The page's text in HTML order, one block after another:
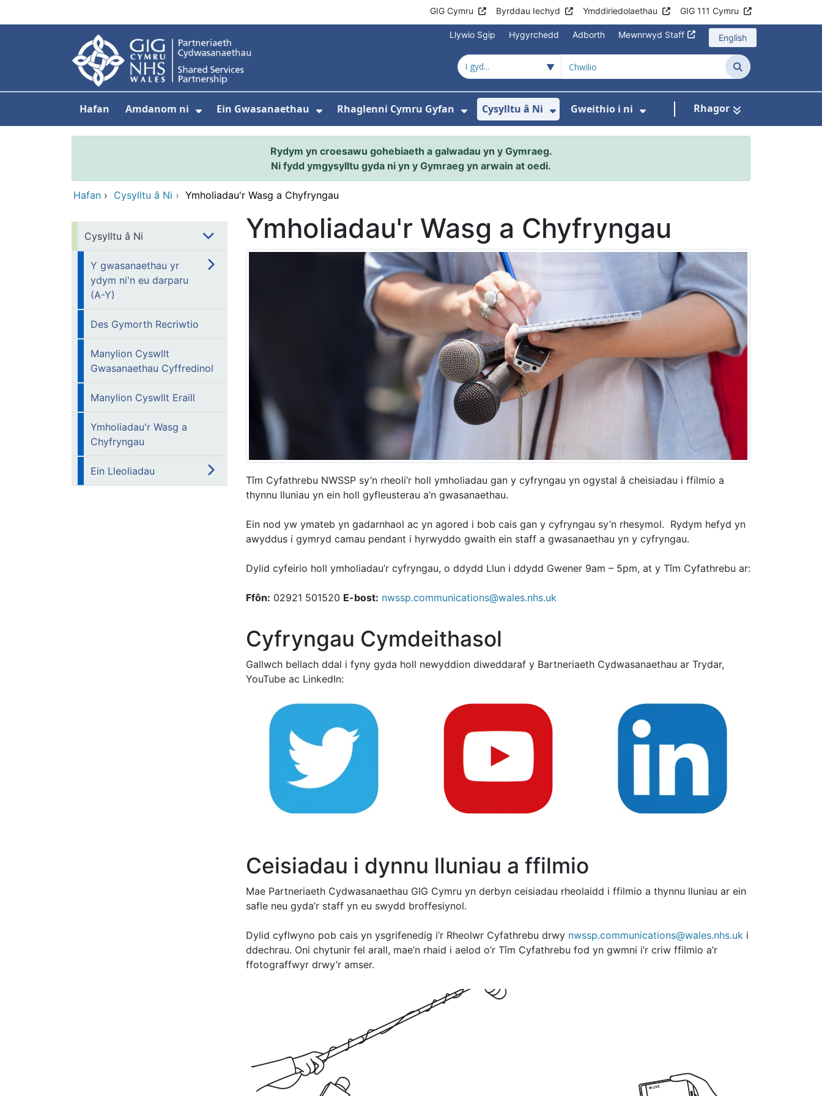
GIG Cymru Byrddau Iechyd Ymddiriedolaethau GIG 111 Cymru
Llywio Sgip Hygyrchedd Adborth Mewnrwyd Staff English
Chwilio
Hafan Amdanom ni Ein Gwasanaethau
Dangos isddewislen ar gyfer Ein Gwasanaethau
Rhaglenni Cymru Gyfan
Dangos isddewislen ar gyfer Rhaglenni Cymru Gyfan
Cysylltu â Ni
Dangos isddewislen ar gyfer Cysylltu â Ni
Gweithio i ni Rhagor
Rydym yn croesawu gohebiaeth a galwadau yn y Gymraeg.
Ni fydd ymgysylltu gyda ni yn y Gymraeg yn arwain at oedi.
Hafan › Cysylltu â Ni › Ymholiadau'r Wasg a Chyfryngau
Cysylltu â Ni
Y gwasanaethau yr
ydym ni'n eu darparu
(A-Y)
Des Gymorth Recriwtio
Manylion Cyswllt
Gwasanaethau Cyffredinol
Manylion Cyswllt Eraill
Ymholiadau'r Wasg a
Chyfryngau
Ein Lleoliadau
Ymholiadau'r Wasg a Chyfryngau
Tîm Cyfathrebu NWSSP sy’n rheoli’r holl ymholiadau gan y cyfryngau yn ogystal â cheisiadau i ffilmio a
thynnu lluniau yn ein holl gyfleusterau a’n gwasanaethau.
Ein nod yw ymateb yn gadarnhaol ac yn agored i bob cais gan y cyfryngau sy’n rhesymol. Rydym hefyd yn
awyddus i gymryd camau pendant i hyrwyddo gwaith ein staff a gwasanaethau yn y cyfryngau.
Dylid cyfeirio holl ymholiadau’r cyfryngau, o ddydd Llun i ddydd Gwener 9am – 5pm, at y Tîm Cyfathrebu ar:
Ffôn: 02921 501520 E-bost: nwssp.communications@wales.nhs.uk
Cyfryngau Cymdeithasol
Gallwch bellach ddal i fyny gyda holl newyddion diweddaraf y Bartneriaeth Cydwasanaethau ar Trydar,
YouTube ac LinkedIn:
Ceisiadau i dynnu lluniau a ffilmio
Mae Partneriaeth Cydwasanaethau GIG Cymru yn derbyn ceisiadau rheolaidd i ffilmio a thynnu lluniau ar ein
safle neu gyda’r staff yn eu swydd broffesiynol.
Dylid cyflwyno pob cais yn ysgrifenedig i’r Rheolwr Cyfathrebu drwy nwssp.communications@wales.nhs.uk i
ddechrau. Oni chytunir fel arall, mae’n rhaid i aelod o’r Tîm Cyfathrebu fod yn gwmni i’r criw ffilmio a’r
ffotograffwyr drwy’r amser.